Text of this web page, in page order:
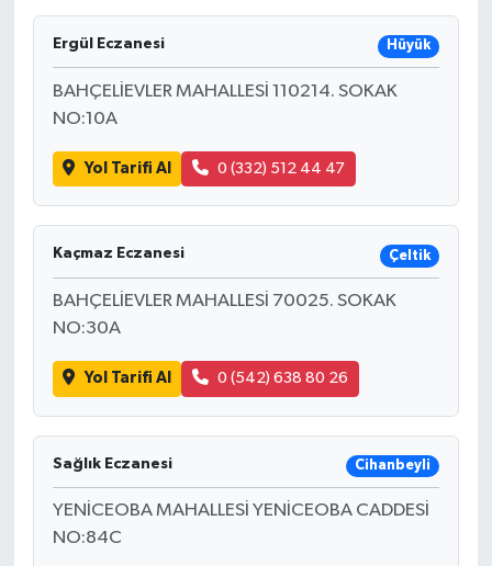
Ergül Eczanesi Hüyük
BAHÇELİEVLER MAHALLESİ 110214. SOKAK
NO:10A
Yol Tarifi Al 0 (332) 512 44 47
Kaçmaz Eczanesi Çeltik
BAHÇELİEVLER MAHALLESİ 70025. SOKAK
NO:30A
Yol Tarifi Al 0 (542) 638 80 26
Sağlık Eczanesi Cihanbeyli
YENİCEOBA MAHALLESİ YENİCEOBA CADDESİ
NO:84C